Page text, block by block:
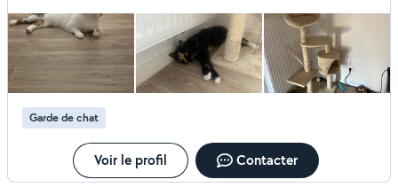
Garde de chat
Voir le profil Contacter